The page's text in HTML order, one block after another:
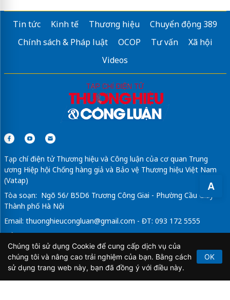
A
Tin tức Kinh tế Thương hiệu
Chuyển động 389
Chính sách & Pháp luật
OCOP Tư vấn
Xã hội
Videos
Tạp chí điện tử Thương hiệu và Công luận của cơ quan Trung
ương Hiệp hội Chống hàng giả và Bảo vệ Thương hiệu Việt Nam
(Vatap)
Tòa soạn: Ngõ 56/ B5D6 Trương Công Giai - Phường Cầu Giấy -
Thành phố Hà Nội
Email: thuonghieucongluan@gmail.com - ĐT: 093 172 5555
Tổng Biên Tập: Vũ Đức Thuận
Giấy phép hoạt động báo chí điện tử số 64/GP-BTTTT do Bộ
Thông tin và Truyền thông cấp ngày 21/2/2020.
Chúng tôi sử dụng Cookie để cung cấp dịch vụ của
chúng tôi và nâng cao trải nghiệm của bạn. Bằng cách
sử dụng trang web này, bạn đã đồng ý với điều này.
OK